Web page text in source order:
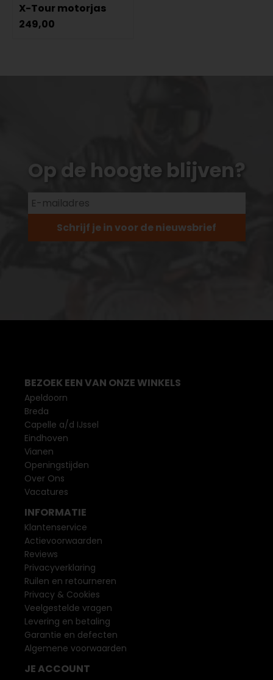
X-Tour motorjas
249,00
Op de hoogte blijven?
Schrijf je in voor de nieuwsbrief
BEZOEK EEN VAN ONZE WINKELS
Apeldoorn
Breda
Capelle a/d IJssel
Eindhoven
Vianen
Openingstijden
Over Ons
Vacatures
INFORMATIE
Klantenservice
Actievoorwaarden
Reviews
Privacyverklaring
Ruilen en retourneren
Privacy & Cookies
Veelgestelde vragen
Levering en betaling
Garantie en defecten
Algemene voorwaarden
JE ACCOUNT